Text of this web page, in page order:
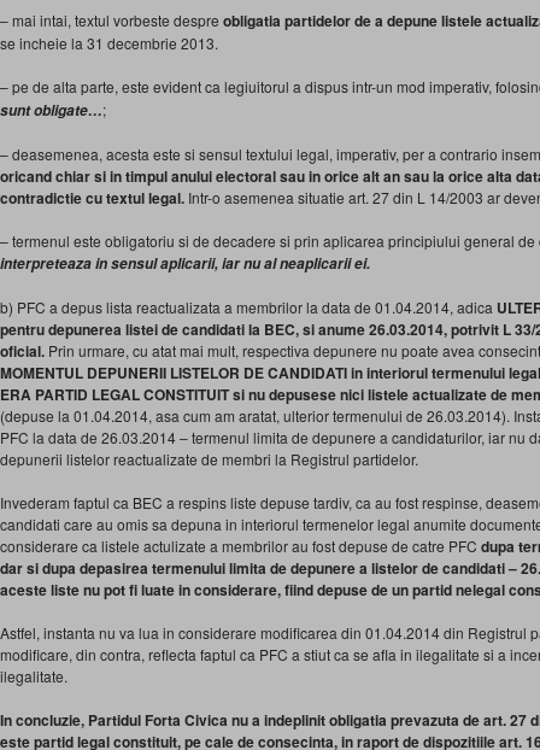
– mai intai, textul vorbeste despre obligatia partidelor de a depune listele
se incheie la 31 decembrie 2013.
– pe de alta parte, este evident ca legiuitorul a dispus intr-un mod imperativ,
sunt obligate…;
– deasemenea, acesta este si sensul textului legal, imperativ, per a contrario
oricand chiar si in timpul anului electoral sau in orice alt an sau la orice alta
contradictie cu textul legal. Intr-o asemenea situatie art. 27 din L 14/2003 ar
– termenul este obligatoriu si de decadere si prin aplicarea principiului general
interpreteaza in sensul aplicarii, iar nu al neaplicarii ei.
b) PFC a depus lista reactualizata a membrilor la data de 01.04.2014, adica
pentru depunerea listei de candidati la BEC, si anume 26.03.2014, potrivit L
oficial. Prin urmare, cu atat mai mult, respectiva depunere nu poate avea
MOMENTUL DEPUNERII LISTELOR DE CANDIDATI in interiorul termenului
ERA PARTID LEGAL CONSTITUIT si nu depusese nici listele actualizate de
(depuse la 01.04.2014, asa cum am aratat, ulterior termenului de 26.03.2014).
PFC la data de 26.03.2014 – termenul limita de depunere a candidaturilor, iar nu
depunerii listelor reactualizate de membri la Registrul partidelor.
Invederam faptul ca BEC a respins liste depuse tardiv, ca au fost respinse,
candidati care au omis sa depuna in interiorul termenelor legal anumite
considerare ca listele actulizate a membrilor au fost depuse de catre PFC dupa
dar si dupa depasirea termenului limita de depunere a listelor de candidati –
aceste liste nu pot fi luate in considerare, fiind depuse de un partid nelegal
Astfel, instanta nu va lua in considerare modificarea din 01.04.2014 din Registrul
modificare, din contra, reflecta faptul ca PFC a stiut ca se afla in ilegalitate si a
ilegalitate.
In concluzie, Partidul Forta Civica nu a indeplinit obligatia prevazuta de art. 27
este partid legal constituit, pe cale de consecinta, in raport de dispozitiile art.